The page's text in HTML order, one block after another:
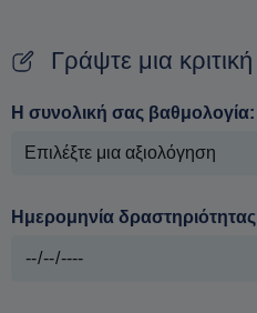
Γράψτε μια κριτική
Η συνολική σας βαθμολογία:
Ημερομηνία δραστηριότητας